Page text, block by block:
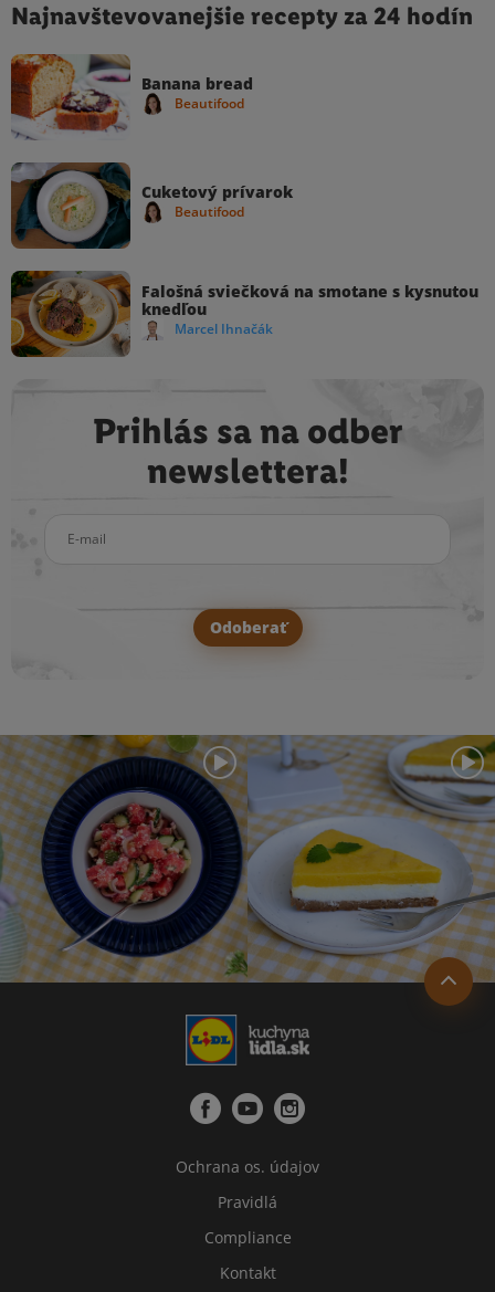
Najnavštevovanejšie recepty za 24 hodín
Banana bread
Beautifood
Cuketový prívarok
Beautifood
Falošná sviečková na smotane s kysnutou
knedľou
Marcel Ihnačák
Prihlás sa na odber
newslettera!
Odoberať
Ochrana os. údajov
Pravidlá
Compliance
Kontakt